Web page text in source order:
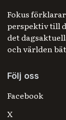
Fokus
perspektiv till
det
och världen
Följ oss
Facebook
X